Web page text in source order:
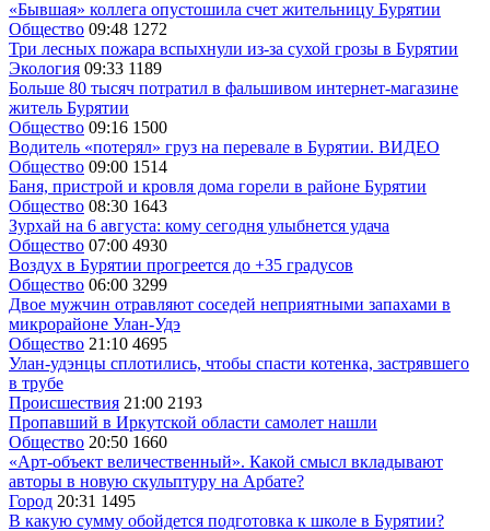
«Бывшая» коллега опустошила счет жительницу Бурятии
Общество 09:48 1272
Три лесных пожара вспыхнули из-за сухой грозы в Бурятии
Экология 09:33 1189
Больше 80 тысяч потратил в фальшивом интернет-магазине
житель Бурятии
Общество 09:16 1500
Водитель «потерял» груз на перевале в Бурятии. ВИДЕО
Общество 09:00 1514
Баня, пристрой и кровля дома горели в районе Бурятии
Общество 08:30 1643
Зурхай на 6 августа: кому сегодня улыбнется удача
Общество 07:00 4930
Воздух в Бурятии прогреется до +35 градусов
Общество 06:00 3299
Двое мужчин отравляют соседей неприятными запахами в
микрорайоне Улан-Удэ
Общество 21:10 4695
Улан-удэнцы сплотились, чтобы спасти котенка, застрявшего
в трубе
Происшествия 21:00 2193
Пропавший в Иркутской области самолет нашли
Общество 20:50 1660
«Арт-объект величественный». Какой смысл вкладывают
авторы в новую скульптуру на Арбате?
Город 20:31 1495
В какую сумму обойдется подготовка к школе в Бурятии?